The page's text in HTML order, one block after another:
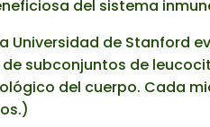
del sistema
Universidad de Stanford
subconjuntos de
del cuerpo. Cada